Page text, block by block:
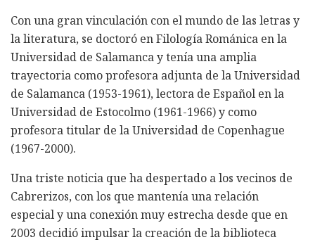
Con una gran vinculación con el mundo de las letras y
la literatura, se doctoró en Filología Románica en la
Universidad de Salamanca y tenía una amplia
trayectoria como profesora adjunta de la Universidad
de Salamanca (1953-1961), lectora de Español en la
Universidad de Estocolmo (1961-1966) y como
profesora titular de la Universidad de Copenhague
(1967-2000).
Una triste noticia que ha despertado a los vecinos de
Cabrerizos, con los que mantenía una relación
especial y una conexión muy estrecha desde que en
2003 decidió impulsar la creación de la biblioteca